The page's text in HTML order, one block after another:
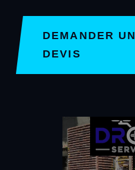
DEMANDER UN
DEVIS